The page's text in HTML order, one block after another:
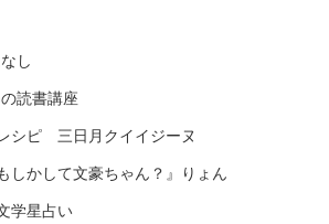
し
読書講座
シピ 三日月クイイジーヌ
しかして文豪ちゃん？』りょん
学星占い